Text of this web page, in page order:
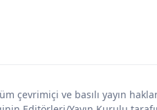
çevrimiçi ve basılı yayın